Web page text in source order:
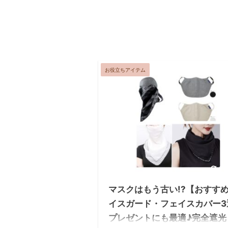
お役立ちアイテム
マスクはもう古い!?【おすす
イスガード・フェイスカバー3
プレゼントにも最適♪完全遮光